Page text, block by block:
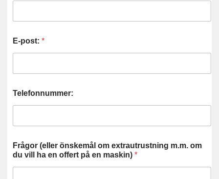
E-post: *
Telefonnummer:
Frågor (eller önskemål om extrautrustning m.m. om
du vill ha en offert på en maskin) *